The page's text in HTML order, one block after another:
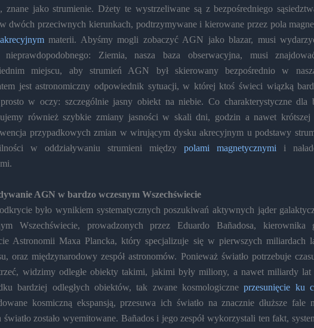
znane jako strumienie. Dżety te wystrzeliwane są z bezpośredniego
dwóch przeciwnych kierunkach, podtrzymywane i kierowane przez pola
materii. Abyśmy mogli zobaczyć AGN jako blazar, musi
nieprawdopodobnego: Ziemia, nasza baza obserwacyjna, musi
miejscu, aby strumień AGN był skierowany bezpośrednio w
jest astronomiczny odpowiednik sytuacji, w której ktoś świeci wiązką
w oczy: szczególnie jasny obiekt na niebie. Co charakterystyczne dla
również szybkie zmiany jasności w skali dni, godzin a nawet
przypadkowych zmian w wirującym dysku akrecyjnym u podstawy
w oddziaływaniu strumieni między polami magnetycznymi i
AGN w bardzo wczesnym Wszechświecie
było wynikiem systematycznych poszukiwań aktywnych jąder
Wszechświecie, prowadzonych przez Eduardo Bañadosa,
Astronomii Maxa Plancka, który specjalizuje się w pierwszych miliardach
oraz międzynarodowy zespół astronomów. Ponieważ światło potrzebuje
widzimy odległe obiekty takimi, jakimi były miliony, a nawet miliardy
bardziej odległych obiektów, tak zwane kosmologiczneprzesunięcie ku
kosmiczną ekspansją, przesuwa ich światło na znacznie dłuższe fale
światło zostało wyemitowane. Bañados i jego zespół wykorzystali ten fakt,